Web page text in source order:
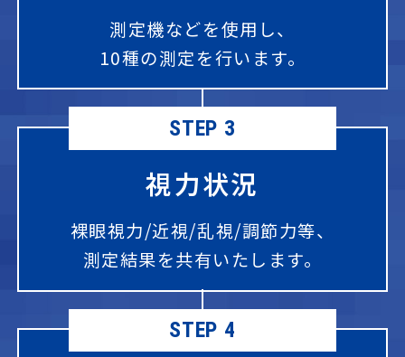
測定機などを使用し、
10種の測定を行います。
STEP 3
視力状況
裸眼視力/近視/乱視/調節力等、
測定結果を共有いたします。
STEP 4